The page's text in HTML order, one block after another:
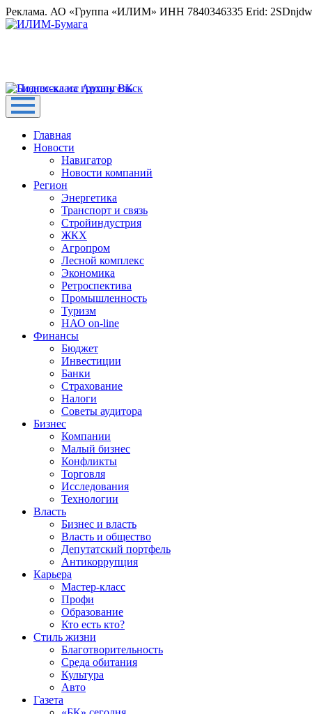
Реклама. АО «Группа «ИЛИМ» ИНН 7840346335 Erid:
Главная
Новости
Навигатор
Новости компаний
Регион
Энергетика
Транспорт и связь
Стройиндустрия
ЖКХ
Агропром
Лесной комплекс
Экономика
Ретроспектива
Промышленность
Туризм
НАО on-line
Финансы
Бюджет
Инвестиции
Банки
Страхование
Налоги
Советы аудитора
Бизнес
Компании
Малый бизнес
Конфликты
Торговля
Исследования
Технологии
Власть
Бизнес и власть
Власть и общество
Депутатский портфель
Антикоррупция
Карьера
Мастер-класс
Профи
Образование
Кто есть кто?
Стиль жизни
Благотворительность
Среда обитания
Культура
Авто
Газета